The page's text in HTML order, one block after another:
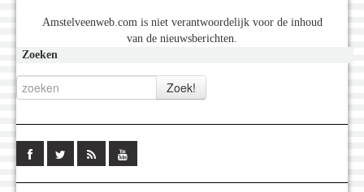
Amstelveenweb.com is niet verantwoordelijk voor de inhoud
van de nieuwsberichten.
Zoeken